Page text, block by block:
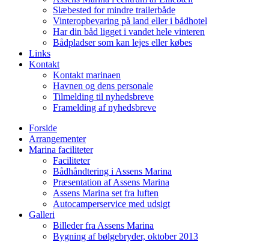
Slæbested for mindre trailerbåde
Vinteropbevaring på land eller i bådhotel
Har din båd ligget i vandet hele vinteren
Bådpladser som kan lejes eller købes
Links
Kontakt
Kontakt marinaen
Havnen og dens personale
Tilmelding til nyhedsbreve
Framelding af nyhedsbreve
Forside
Arrangementer
Marina faciliteter
Faciliteter
Bådhåndtering i Assens Marina
Præsentation af Assens Marina
Assens Marina set fra luften
Autocamperservice med udsigt
Galleri
Billeder fra Assens Marina
Bygning af bølgebryder, oktober 2013